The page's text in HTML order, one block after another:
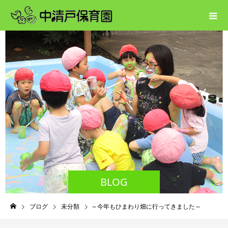
BLOG
ブログ 未分類 ～今年もひまわり畑に行ってきました～